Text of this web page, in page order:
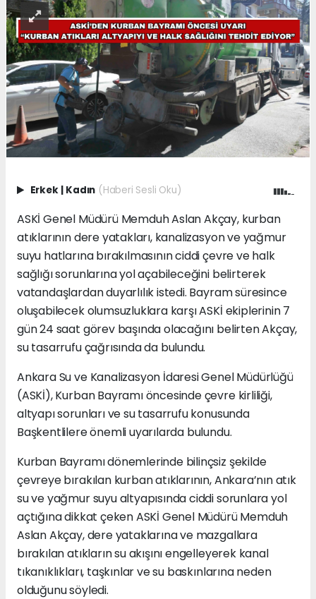
Erkek | Kadın (Haberi Sesli Oku)
ASKİ Genel Müdürü Memduh Aslan Akçay, kurban
atıklarının dere yatakları, kanalizasyon ve yağmur
suyu hatlarına bırakılmasının ciddi çevre ve halk
sağlığı sorunlarına yol açabileceğini belirterek
vatandaşlardan duyarlılık istedi. Bayram süresince
oluşabilecek olumsuzluklara karşı ASKİ ekiplerinin 7
gün 24 saat görev başında olacağını belirten Akçay,
su tasarrufu çağrısında da bulundu.
Ankara Su ve Kanalizasyon İdaresi Genel Müdürlüğü
(ASKİ), Kurban Bayramı öncesinde çevre kirliliği,
altyapı sorunları ve su tasarrufu konusunda
Başkentlilere önemli uyarılarda bulundu.
Kurban Bayramı dönemlerinde bilinçsiz şekilde
çevreye bırakılan kurban atıklarının, Ankara’nın atık
su ve yağmur suyu altyapısında ciddi sorunlara yol
açtığına dikkat çeken ASKİ Genel Müdürü Memduh
Aslan Akçay, dere yataklarına ve mazgallara
bırakılan atıkların su akışını engelleyerek kanal
tıkanıklıkları, taşkınlar ve su baskınlarına neden
olduğunu söyledi.